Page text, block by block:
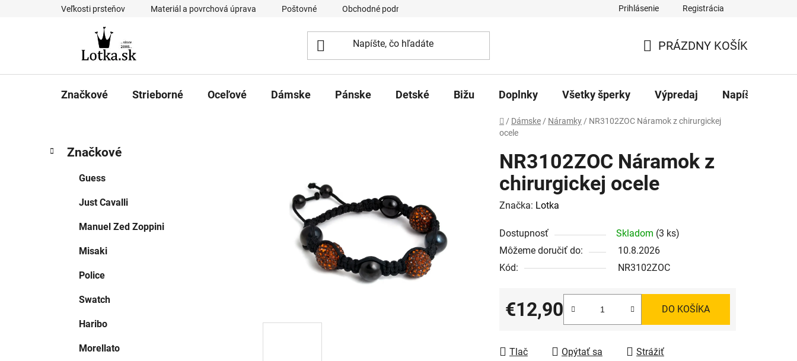
Veľkosti prsteňov Materiál a povrchová úprava Poštovné Obchodné podmienky Prihlásenie Registrácia
KOŠÍK
PRÁZDNY KOŠÍK
Značkové Strieborné Oceľové Dámske Pánske Detské Bižu Doplnky Všetky šperky Výpredaj Napíšte nám
Domov
/ Dámske / Náramky / NR3102ZOC Náramok z chirurgickej
ocele
B
kategórie
a
Značkové
Guess
Just Cavalli
Manuel Zed Zoppini
Misaki
Police
Swatch
Haribo
Morellato
NR3102ZOC Náramok z
chirurgickej ocele
Značka: Lotka
Dostupnosť Skladom (3 ks)
Môžeme doručiť do:
10.8.2026
Kód:
NR3102ZOC
€12,90
Jednotková cena:
DO KOŠÍKA
Tlač Opýtať sa
Strážiť